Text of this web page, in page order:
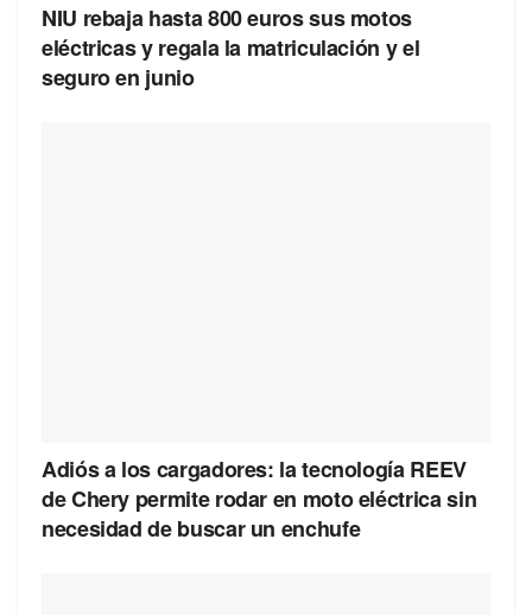
NIU rebaja hasta 800 euros sus motos
eléctricas y regala la matriculación y el
seguro en junio
Adiós a los cargadores: la tecnología REEV
de Chery permite rodar en moto eléctrica sin
necesidad de buscar un enchufe